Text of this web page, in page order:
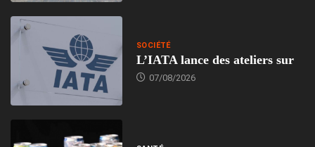
SOCIÉTÉ
L’IATA lance des ateliers sur
07/08/2026